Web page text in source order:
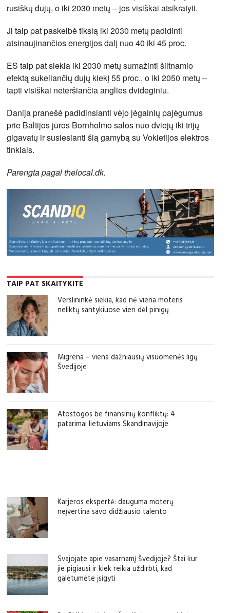
rusiškų dujų, o iki 2030 metų – jos visiškai atsikratyti.
Ji taip pat paskelbė tikslą iki 2030 metų padidinti
atsinaujinančios energijos dalį nuo 40 iki 45 proc.
ES taip pat siekia iki 2030 metų sumažinti šiltnamio
efektą sukeliančių dujų kiekį 55 proc., o iki 2050 metų –
tapti visiškai neteršiančia anglies dvideginiu.
Danija pranešė padidinsianti vėjo jėgainių pajėgumus
prie Baltijos jūros Bornholmo salos nuo dviejų iki trijų
gigavatų ir susiesianti šią gamybą su Vokietijos elektros
tinklais.
Parengta pagal thelocal.dk.
TAIP PAT SKAITYKITE
Verslininkė siekia, kad nė viena moteris
neliktų santykiuose vien dėl pinigų
Migrena – viena dažniausių visuomenės ligų
Švedijoje
Atostogos be finansinių konfliktų: 4
patarimai lietuviams Skandinavijoje
Karjeros ekspertė: dauguma moterų
neįvertina savo didžiausio talento
Svajojate apie vasarnamį Švedijoje? Štai kur
jie pigiausi ir kiek reikia uždirbti, kad
galėtumėte įsigyti